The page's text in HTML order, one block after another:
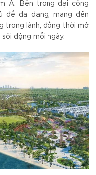
Á. Bên trong đại công
đề đa dạng, mang đến
trong lành, đồng thời mở
động mỗi ngày.